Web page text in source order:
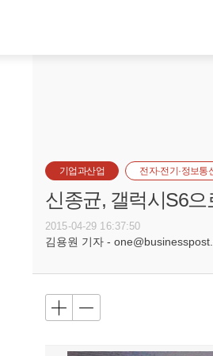
기업과산업 전자·전기·정보통
신종균, 갤럭시S6
2015-04-29 16:37:50
김용원 기자 -